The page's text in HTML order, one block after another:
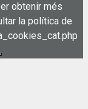
obtenir més
la política de